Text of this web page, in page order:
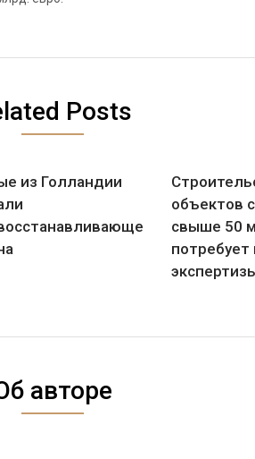
Posts
из Голландии
объектов
свыше 50
потребует
авторе